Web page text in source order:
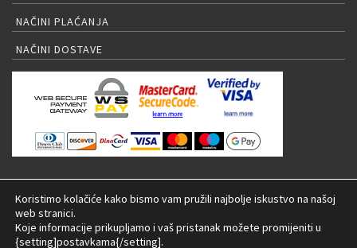
NAČINI PLAĆANJA
NAČINI DOSTAVE
PRIJAVA NA NEWSLETTER
© 2026 LED rasvjeta Internet trgovina |
Koristimo kolačiće kako bismo vam pružili najbolje iskustvo na našoj
web stranici.
Koje informacije prikupljamo i vaš pristanak možete promijeniti u
{setting]postavkama{/setting].